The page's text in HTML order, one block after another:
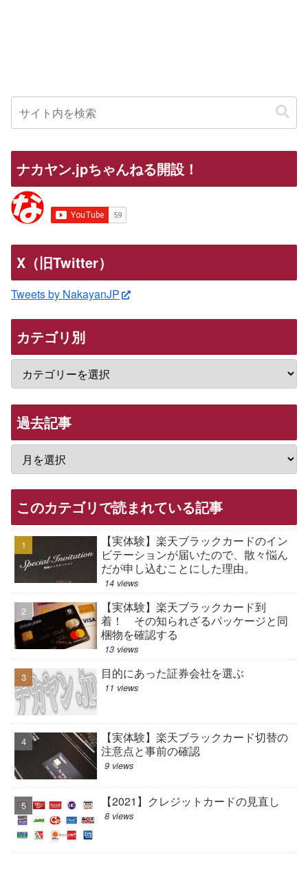
ナカヤン.jpちゃんねる開設！
X（旧Twitter）
Tweets by NakayanJP
カテゴリ別
過去記事
このカテゴリで読まれている記事
【実体験】楽天ブラックカードのイン
ビテーションが届いたので、散々悩ん
だが申し込むことにした理由。
14 views
【実体験】楽天ブラックカード到
着！ その知られざるパッケージと同
梱物を確認する
13 views
目的にあった証券会社を選ぶ
11 views
【実体験】楽天ブラックカード切替の
注意点と事前の確認
9 views
【2021】クレジットカードの見直し
8 views